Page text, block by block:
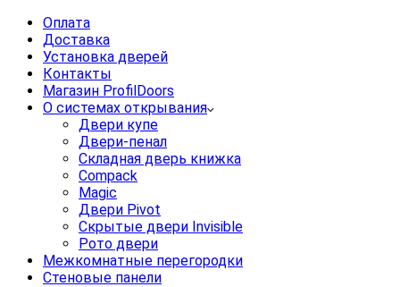
Оплата
Доставка
Установка дверей
Контакты
Магазин ProfilDoors
О системах открывания
Двери купе
Двери-пенал
Складная дверь книжка
Compack
Magic
Двери Pivot
Скрытые двери Invisible
Рото двери
Межкомнатные перегородки
Стеновые панели